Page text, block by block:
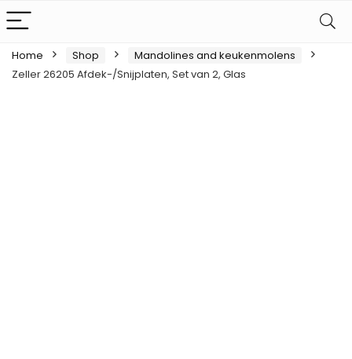
Home Shop
Mandolines and keukenmolens
Zeller 26205 Afdek-/Snijplaten, Set van 2, Glas